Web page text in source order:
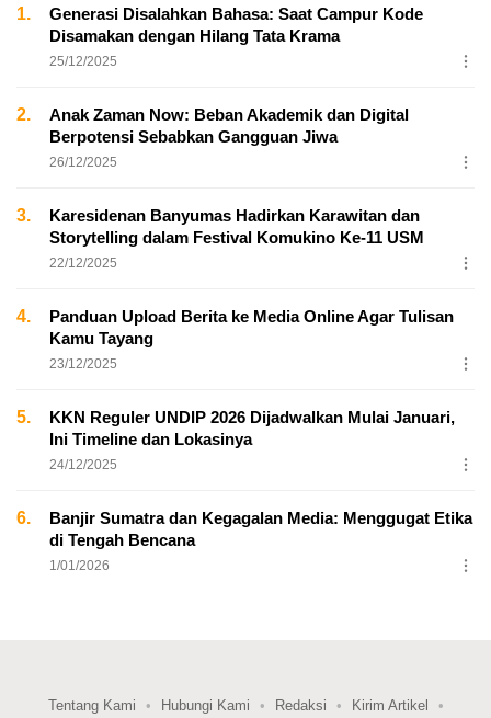
1.
Generasi Disalahkan Bahasa: Saat Campur Kode
Disamakan dengan Hilang Tata Krama
25/12/2025
2.
Anak Zaman Now: Beban Akademik dan Digital
Berpotensi Sebabkan Gangguan Jiwa
26/12/2025
3.
Karesidenan Banyumas Hadirkan Karawitan dan
Storytelling dalam Festival Komukino Ke-11 USM
22/12/2025
4.
Panduan Upload Berita ke Media Online Agar Tulisan
Kamu Tayang
23/12/2025
5.
KKN Reguler UNDIP 2026 Dijadwalkan Mulai Januari,
Ini Timeline dan Lokasinya
24/12/2025
6.
Banjir Sumatra dan Kegagalan Media: Menggugat Etika
di Tengah Bencana
1/01/2026
Tentang Kami Hubungi Kami Redaksi
Kirim Artikel